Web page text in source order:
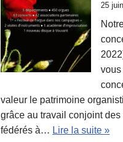
25
vous
valeur le patrimoine
grâce au travail conjoint
fédérés à… Lire la suite »